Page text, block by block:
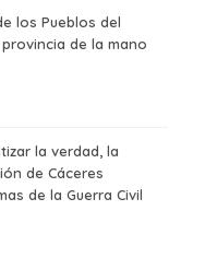
los Pueblos del
de la mano
la verdad, la
de Cáceres
de la Guerra Civil